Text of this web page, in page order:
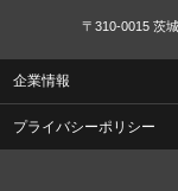
〒310-0015 茨
企業情報
プライバシーポリシー